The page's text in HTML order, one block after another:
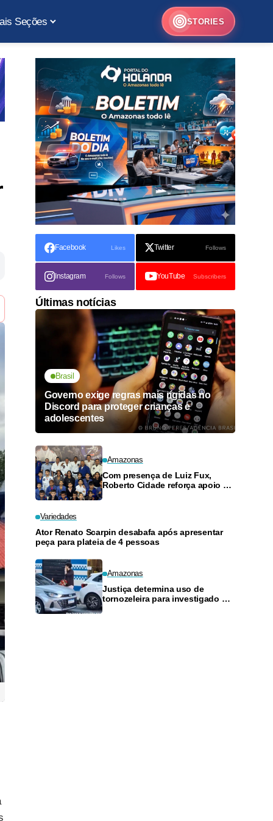
Seções STORIES
Facebook Likes Twitter Follows
Instagram Follows YouTube Subscribers
Últimas notícias
Brasil
Governo exige regras mais rígidas no
Discord para proteger crianças e
adolescentes
Amazonas
Com presença de Luiz Fux,
Roberto Cidade reforça apoio a
Variedades
Ator Renato Scarpin desabafa após apresentar
peça para plateia de 4 pessoas
Amazonas
Justiça determina uso de
tornozeleira para investigado por